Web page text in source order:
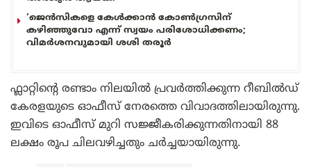
‘ജെൻസികളെ കേൾക്കാൻ കോൺഗ്രസിന്
കഴിഞ്ഞുവോ എന്ന് സ്വയം പരിശോധിക്കണം;
വിമർശനവുമായി ശശി തരൂർ
ഫ്ലാറ്റിന്റെ രണ്ടാം നിലയിൽ പ്രവർത്തിക്കുന്ന റീബിൽഡ്
കേരളയുടെ ഓഫീസ് നേരത്തെ വിവാദത്തിലായിരുന്നു.
ഇവിടെ ഓഫീസ് മുറി സജ്ജീകരിക്കുന്നതിനായി 88
ലക്ഷം രൂപ ചിലവഴിച്ചതും ചർച്ചയായിരുന്നു.